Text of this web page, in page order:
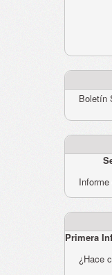
Boletín
Primera
¿Hace